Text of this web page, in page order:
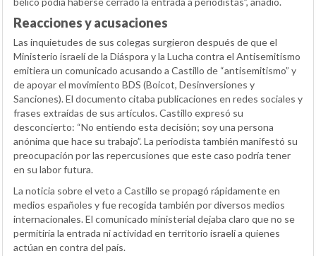
Reacciones y acusaciones
Las inquietudes de sus colegas surgieron después de que el
Ministerio israelí de la Diáspora y la Lucha contra el Antisemitismo
emitiera un comunicado acusando a Castillo de “antisemitismo” y
de apoyar el movimiento BDS (Boicot, Desinversiones y
Sanciones). El documento citaba publicaciones en redes sociales y
frases extraídas de sus artículos. Castillo expresó su
desconcierto: “No entiendo esta decisión; soy una persona
anónima que hace su trabajo”. La periodista también manifestó su
preocupación por las repercusiones que este caso podría tener
en su labor futura.
La noticia sobre el veto a Castillo se propagó rápidamente en
medios españoles y fue recogida también por diversos medios
internacionales. El comunicado ministerial dejaba claro que no se
permitiría la entrada ni actividad en territorio israelí a quienes
actúan en contra del país.